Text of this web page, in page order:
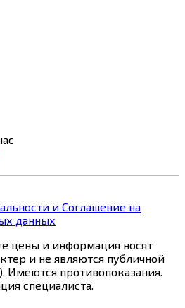
и Соглашение на
данных
цены и информация носят
и не являются публичной
Имеются противопоказания.
специалиста.